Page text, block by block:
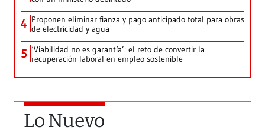
4 Proponen eliminar fianza y pago anticipado total para obras
de electricidad y agua
5 ‘Viabilidad no es garantía’: el reto de convertir la
recuperación laboral en empleo sostenible
Lo Nuevo